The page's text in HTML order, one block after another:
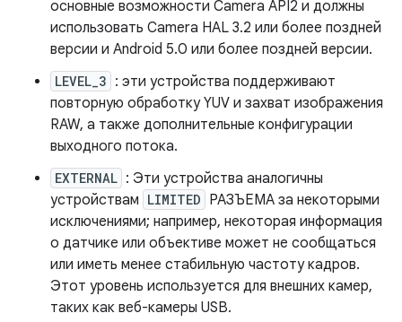
основные возможности Camera API2 и должны
использовать Camera HAL 3.2 или более поздней
версии и Android 5.0 или более поздней версии.
LEVEL_3 : эти устройства поддерживают
повторную обработку YUV и захват изображения
RAW, а также дополнительные конфигурации
выходного потока.
EXTERNAL : Эти устройства аналогичны
устройствам LIMITED РАЗЪЕМА за некоторыми
исключениями; например, некоторая информация
о датчике или объективе может не сообщаться
или иметь менее стабильную частоту кадров.
Этот уровень используется для внешних камер,
таких как веб-камеры USB.